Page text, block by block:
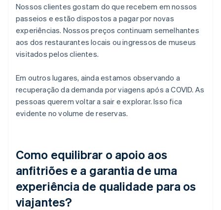
Nossos clientes gostam do que recebem em nossos
passeios e estão dispostos a pagar por novas
experiências. Nossos preços continuam semelhantes
aos dos restaurantes locais ou ingressos de museus
visitados pelos clientes.
Em outros lugares, ainda estamos observando a
recuperação da demanda por viagens após a COVID. As
pessoas querem voltar a sair e explorar. Isso fica
evidente no volume de reservas.
Como equilibrar o apoio aos
anfitriões e a garantia de uma
experiência de qualidade para os
viajantes?